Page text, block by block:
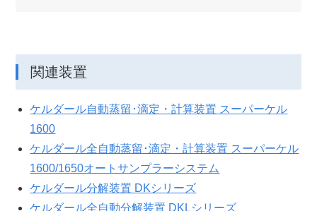
関連装置
ケルダール自動蒸留･滴定・計算装置 スーパーケル
1600
ケルダール全自動蒸留･滴定・計算装置 スーパーケル
1600/1650オートサンプラーシステム
ケルダール分解装置 DKシリーズ
ケルダール全自動分解装置 DKLシリーズ